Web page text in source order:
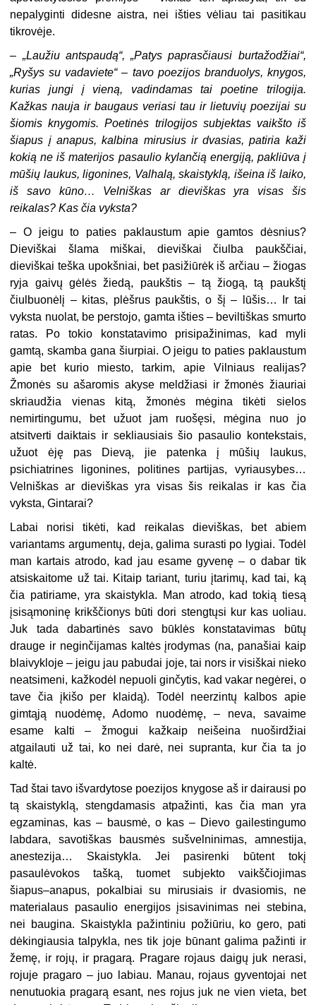
nepalyginti didesne aistra, nei išties vėliau tai pasitikau
tikrovėje.
– „Laužiu antspaudą“, „Patys paprasčiausi burtažodžiai“,
„Ryšys su vadaviete“ – tavo poezijos branduolys, knygos,
kurias jungi į vieną, vadindamas tai poetine trilogija.
Kažkas nauja ir baugaus veriasi tau ir lietuvių poezijai su
šiomis knygomis. Poetinės trilogijos subjektas vaikšto iš
šiapus į anapus, kalbina mirusius ir dvasias, patiria kaži
kokią ne iš materijos pasaulio kylančią energiją, pakliūva į
mūšių laukus, ligonines, Valhalą, skaistyklą, išeina iš laiko,
iš savo kūno… Velniškas ar dieviškas yra visas šis
reikalas? Kas čia vyksta?
– O jeigu to paties paklaustum apie gamtos dėsnius?
Dieviškai šlama miškai, dieviškai čiulba paukščiai,
dieviškai teška upokšniai, bet pasižiūrėk iš arčiau – žiogas
ryja gaivų gėlės žiedą, paukštis – tą žiogą, tą paukštį
čiulbuonėlį – kitas, plėšrus paukštis, o šį – lūšis… Ir tai
vyksta nuolat, be perstojo, gamta išties – beviltiškas smurto
ratas. Po tokio konstatavimo prisipažinimas, kad myli
gamtą, skamba gana šiurpiai. O jeigu to paties paklaustum
apie bet kurio miesto, tarkim, apie Vilniaus realijas?
Žmonės su ašaromis akyse meldžiasi ir žmonės žiauriai
skriaudžia vienas kitą, žmonės mėgina tikėti sielos
nemirtingumu, bet užuot jam ruošęsi, mėgina nuo jo
atsitverti daiktais ir sekliausiais šio pasaulio kontekstais,
užuot ėję pas Dievą, jie patenka į mūšių laukus,
psichiatrines ligonines, politines partijas, vyriausybes…
Velniškas ar dieviškas yra visas šis reikalas ir kas čia
vyksta, Gintarai?
Labai norisi tikėti, kad reikalas dieviškas, bet abiem
variantams argumentų, deja, galima surasti po lygiai. Todėl
man kartais atrodo, kad jau esame gyvenę – o dabar tik
atsiskaitome už tai. Kitaip tariant, turiu įtarimų, kad tai, ką
čia patiriame, yra skaistykla. Man atrodo, kad tokią tiesą
įsisąmoninę krikščionys būti dori stengtųsi kur kas uoliau.
Juk tada dabartinės savo būklės konstatavimas būtų
drauge ir neginčijamas kaltės įrodymas (na, panašiai kaip
blaivykloje – jeigu jau pabudai joje, tai nors ir visiškai nieko
neatsimeni, kažkodėl nepuoli ginčytis, kad vakar negėrei, o
tave čia įkišo per klaidą). Todėl neerzintų kalbos apie
gimtąją nuodėmę, Adomo nuodėmę, – neva, savaime
esame kalti – žmogui kažkaip neišeina nuoširdžiai
atgailauti už tai, ko nei darė, nei supranta, kur čia ta jo
kaltė.
Tad štai tavo išvardytose poezijos knygose aš ir dairausi po
tą skaistyklą, stengdamasis atpažinti, kas čia man yra
egzaminas, kas – bausmė, o kas – Dievo gailestingumo
labdara, savotiškas bausmės sušvelninimas, amnestija,
anestezija… Skaistykla. Jei pasirenki būtent tokį
pasaulėvokos tašką, tuomet subjekto vaikščiojimas
šiapus–anapus, pokalbiai su mirusiais ir dvasiomis, ne
materialaus pasaulio energijos įsisavinimas nei stebina,
nei baugina. Skaistykla pažintiniu požiūriu, ko gero, pati
dėkingiausia talpykla, nes tik joje būnant galima pažinti ir
žemę, ir rojų, ir pragarą. Pragare rojaus daigų juk nerasi,
rojuje pragaro – juo labiau. Manau, rojaus gyventojai net
nenutuokia pragarą esant, nes rojus juk ne vien vieta, bet